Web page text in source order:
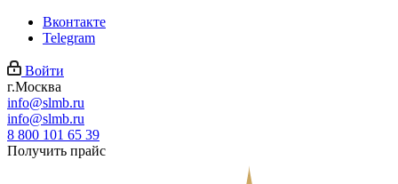
Вконтакте
Telegram
Войти
г.Москва
info@slmb.ru
info@slmb.ru
8 800 101 65 39
Получить прайс